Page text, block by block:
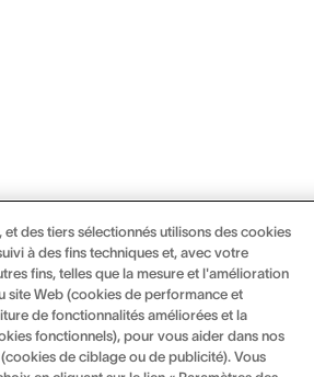
et des tiers sélectionnés utilisons des cookies
à des fins techniques et, avec votre
fins, telles que la mesure et l'amélioration
site Web (cookies de performance et
de fonctionnalités améliorées et la
fonctionnels), pour vous aider dans nos
de ciblage ou de publicité). Vous